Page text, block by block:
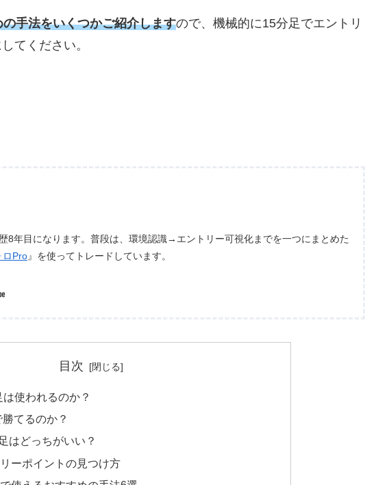
手法をいくつかご紹介しますので、機械的に15分足でエントリ
てください。
8年目になります。普段は、環境認識→エントリー可視化までを一つにまとめた
ロPro』を使ってトレードしています。
目次
使われるのか？
てるのか？
はどっちがいい？
ーポイントの見つけ方